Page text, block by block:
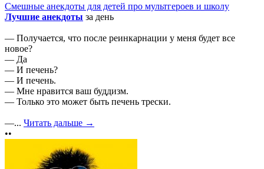
Смешные анекдоты для детей про мультгероев и школу
Лучшие анекдоты за день
— Получается, что после реинкарнации у меня будет все
новое?
— Да
— И печень?
— И печень.
— Мне нравится ваш буддизм.
— Только это может быть печень трески.
—... Читать дальше →
••